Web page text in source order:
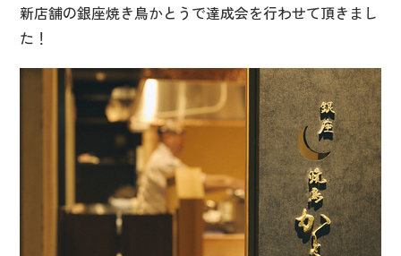
新店舗の銀座焼き鳥かとうで達成会を行わせて頂きまし
た！